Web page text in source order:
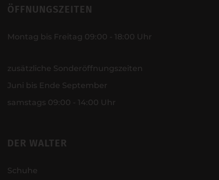
ÖFFNUNGSZEITEN
Montag bis Freitag 09:00 - 18:00 Uhr
zusätzliche Sonderöffnungszeiten
Juni bis Ende September
samstags 09:00 - 14:00 Uhr
DER WALTER
Schuhe